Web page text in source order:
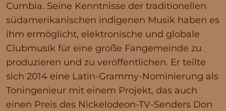
Cumbia. Seine Kenntnisse der traditionellen
südamerikanischen indigenen Musik haben es
ihm ermöglicht, elektronische und globale
Clubmusik für eine große Fangemeinde zu
produzieren und zu veröffentlichen. Er teilte
sich 2014 eine Latin-Grammy-Nominierung als
Toningenieur mit einem Projekt, das auch
einen Preis des Nickelodeon-TV-Senders Don